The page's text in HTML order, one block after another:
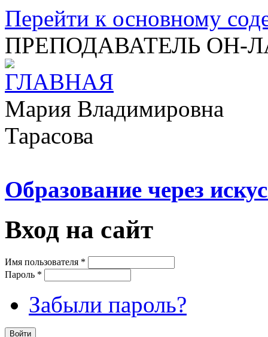
Перейти к основному
ПРЕПОДАВАТЕЛЬ ОН-
Мария Владимировна
Тарасова
Образование через
Вход на сайт
Имя пользователя *
Пароль *
Забыли пароль?